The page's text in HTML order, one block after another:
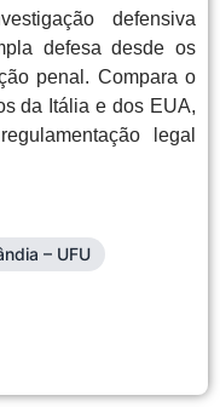
defensiva
defesa desde os
penal. Compara o
da Itália e dos EUA,
legal
– UFU